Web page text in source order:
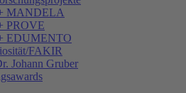
MANDELA
PROVE
EDUMENTO
FAKIR
Johann Gruber